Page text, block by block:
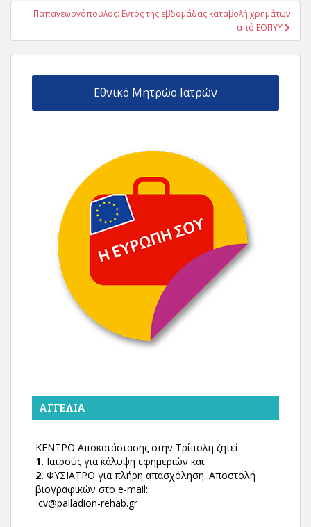
Παπαγεωργόπουλος: Εντός της εβδομάδας καταβολή χρημάτων
από ΕΟΠΥΥ
Εθνικό Μητρώο Ιατρών
ΑΓΓΕΛΊΑ
ΚΕΝΤΡΟ Αποκατάστασης στην Τρίπολη ζητεί
1. Ιατρούς για κάλυψη εφημεριών και
2. ΦΥΣΙΑΤΡΟ για πλήρη απασχόληση. Αποστολή
βιογραφικών στο e-mail:
cv@palladion-rehab.gr